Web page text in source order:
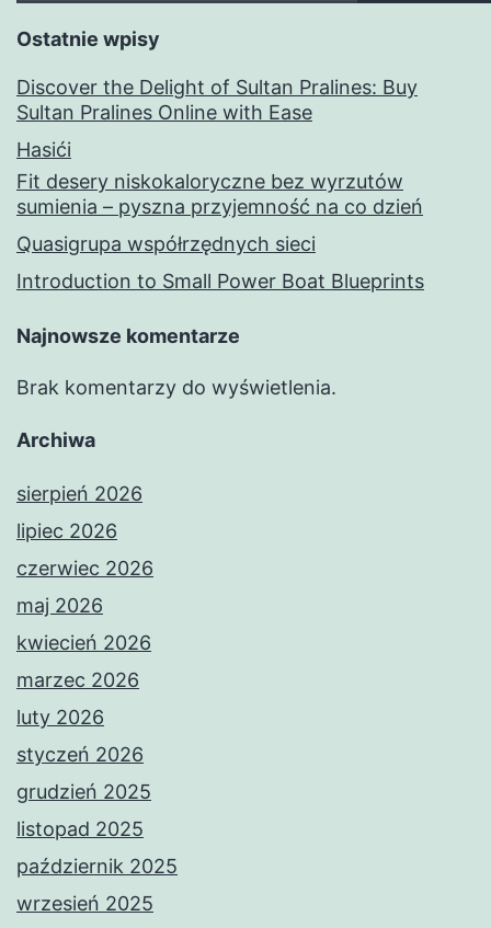
Ostatnie wpisy
Discover the Delight of Sultan Pralines: Buy
Sultan Pralines Online with Ease
Hasići
Fit desery niskokaloryczne bez wyrzutów
sumienia – pyszna przyjemność na co dzień
Quasigrupa współrzędnych sieci
Introduction to Small Power Boat Blueprints
Najnowsze komentarze
Brak komentarzy do wyświetlenia.
Archiwa
sierpień 2026
lipiec 2026
czerwiec 2026
maj 2026
kwiecień 2026
marzec 2026
luty 2026
styczeń 2026
grudzień 2025
listopad 2025
październik 2025
wrzesień 2025